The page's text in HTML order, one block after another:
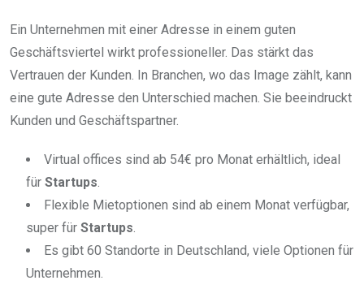
Ein Unternehmen mit einer Adresse in einem guten
Geschäftsviertel wirkt professioneller. Das stärkt das
Vertrauen der Kunden. In Branchen, wo das Image zählt, kann
eine gute Adresse den Unterschied machen. Sie beeindruckt
Kunden und Geschäftspartner.
Virtual offices sind ab 54€ pro Monat erhältlich, ideal
für Startups.
Flexible Mietoptionen sind ab einem Monat verfügbar,
super für Startups.
Es gibt 60 Standorte in Deutschland, viele Optionen für
Unternehmen.